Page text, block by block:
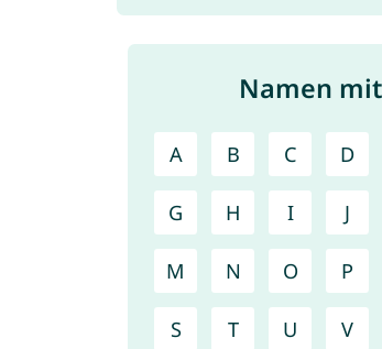
Namen
A B C D
G H I J
M N O P
S T U V